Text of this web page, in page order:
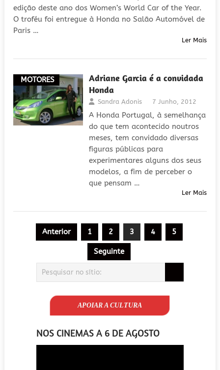
edição deste ano dos Women’s World Car of the Year.
O troféu foi entregue à Honda no Salão Automóvel de
Paris …
Ler Mais
MOTORES
Adriane Garcia é a convidada
Honda
Sandra Adonis 7 Junho, 2012
A Honda Portugal, à semelhança
do que tem acontecido noutros
meses, tem convidado diversas
figuras públicas para
experimentares alguns dos seus
modelos, a fim de perceber o
que pensam …
Ler Mais
Paginação
conteúdos
Anterior 1 2 3 4 5
Seguinte
APOIAR A CULTURA
NOS CINEMAS A 6 DE AGOSTO